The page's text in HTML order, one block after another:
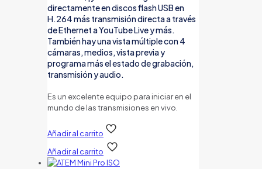
directamente en discos flash USB en
H.264 más transmisión directa a través
de Ethernet a YouTube Live y más.
También hay una vista múltiple con 4
cámaras, medios, vista previa y
programa más el estado de grabación,
transmisión y audio.
Es un excelente equipo para iniciar en el
mundo de las transmisiones en vivo.
Añadir al carrito
Añadir al carrito